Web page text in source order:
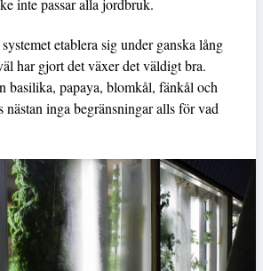
inte passar alla jordbruk.
etablera sig under ganska lång
har gjort det växer det väldigt bra.
basilika, papaya, blomkål, fänkål och
nästan inga begränsningar alls för vad